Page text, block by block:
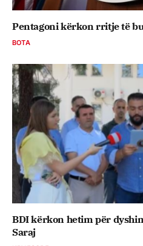
Pentagoni kërkon rritje të
BOTA
BDI kërkon hetim për
Saraj